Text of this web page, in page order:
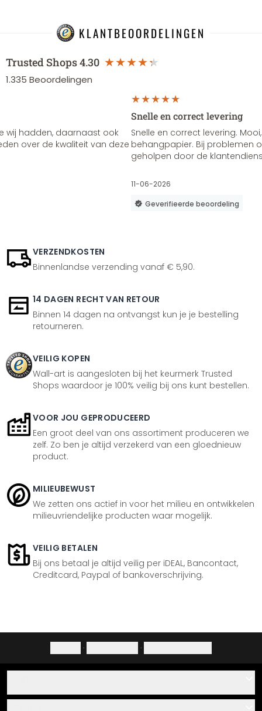
KLANTBEOORDELINGEN
Trusted Shops4.30
1.335 Beoordelingen
wij hadden, daarnaast ook
over de kwaliteit van deze
Snelle en correct levering
Snelle en correct levering.
behangpapier. Bij problemen
geholpen door de
11-06-2026
Geverifieerde beoordeling
VERZENDKOSTEN
Binnenlandse verzending vanaf € 5,90.
14 DAGEN RECHT VAN RETOUR
Binnen 14 dagen na ontvangst kun je je bestelling
retourneren.
VEILIG KOPEN
Wall-art is aangesloten bij het keurmerk Trusted
Shops waardoor je 100% veilig bij ons kunt bestellen.
VOOR JOU GEPRODUCEERD
Een groot deel van ons assortiment produceren we
zelf. Zo ben je altijd verzekerd van een gloednieuw
product.
MILIEUBEWUST
We zetten ons actief in voor het milieu en ontwikkelen
milieuvriendelijke producten waar mogelijk.
VEILIG BETALEN
Bij ons betaal je altijd veilig per iDEAL, Bancontact,
Creditcard, Paypal of bankoverschrijving.
· ·